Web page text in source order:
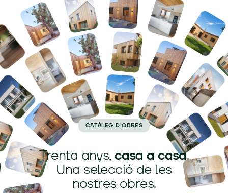
CATÀLEG D'OBRES
Trenta anys,casa a casa.
Una selecció de les
nostres obres.